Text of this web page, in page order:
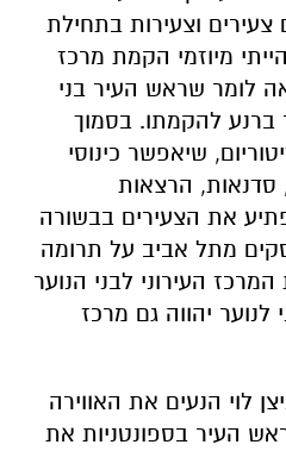
וצעירות בתחילת
מיוזמי הקמת מרכז
גאה לומר שראש העיר בני
ברנע להקמתו. בסמוך
שיאפשר כינוסי
סדנאות, הרצאות
את הצעירים בבשורה
מתל אביב על תרומה
העירוני לבני הנוער
לנוער יהווה גם מרכז
לוי הנעים את האווירה
העיר בספונטניות את